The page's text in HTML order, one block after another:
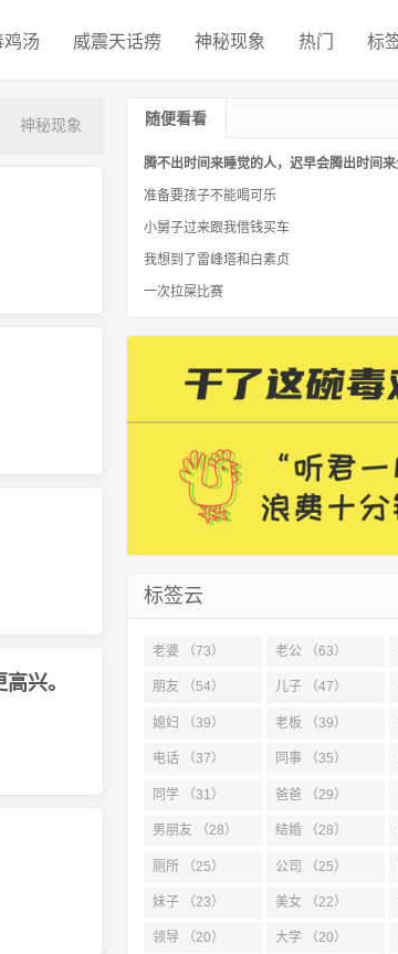
鸡汤 威震天话痨 神秘现象 热门 标
神秘现象
兴。
随便看看
腾不出时间来睡觉的人，迟早会腾出时间
准备要孩子不能喝可乐
小舅子过来跟我借钱买车
我想到了雷峰塔和白素贞
一次拉屎比赛
标签云
老婆 （73） 老公 （63）
朋友 （54） 儿子 （47）
媳妇 （39） 老板 （39）
电话 （37） 同事 （35）
同学 （31） 爸爸 （29）
男朋友 （28） 结婚 （28）
厕所 （25） 公司 （25）
妹子 （23） 美女 （22）
领导 （20） 大学 （20）